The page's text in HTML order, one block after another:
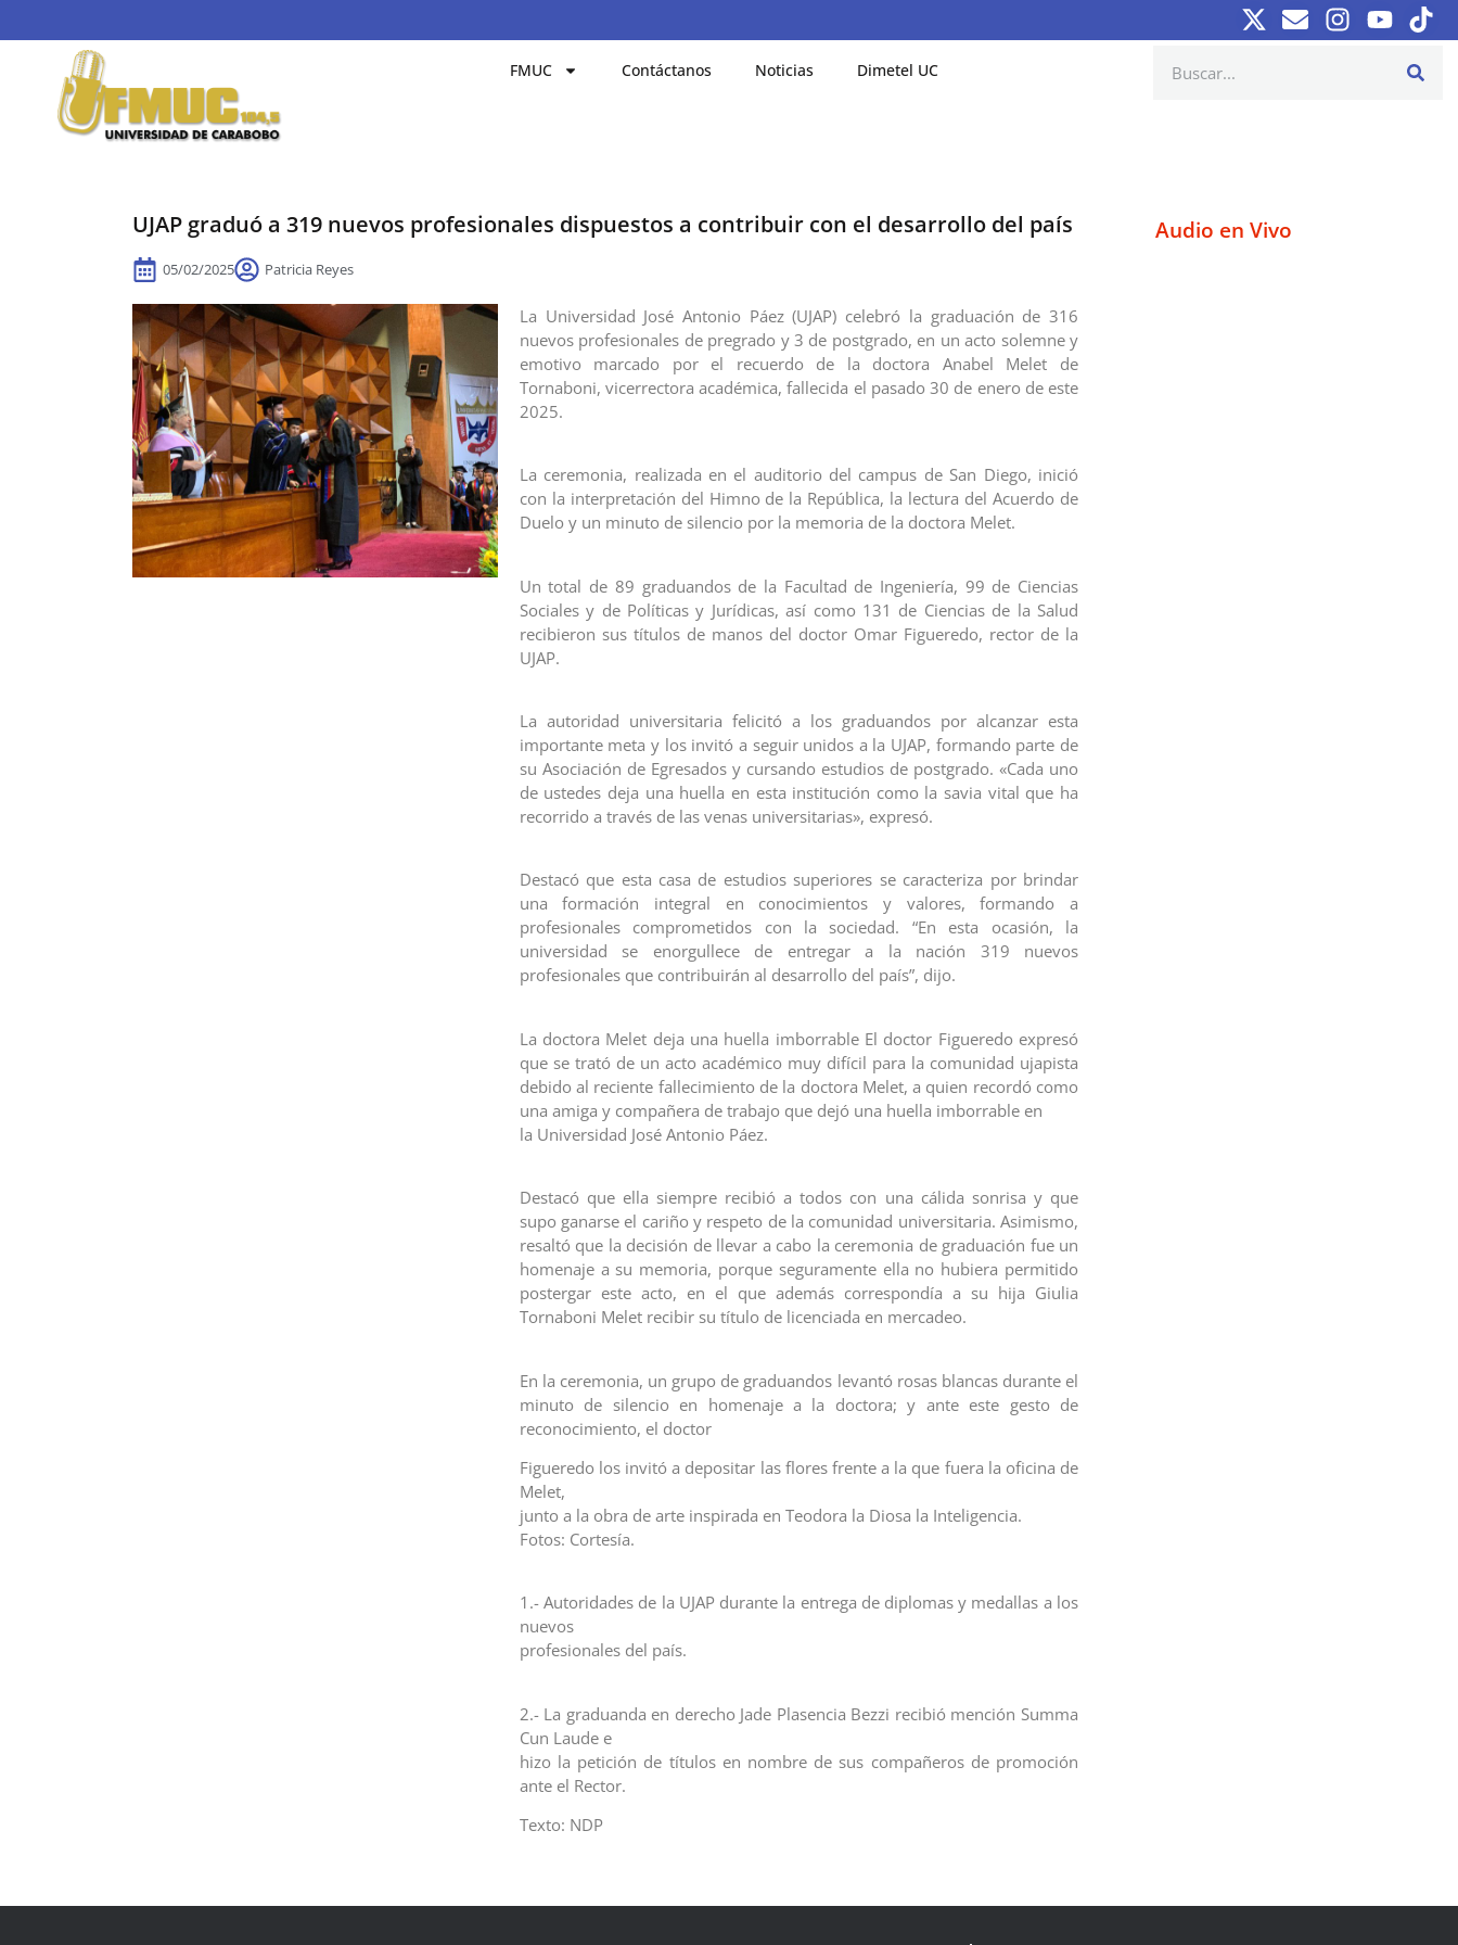
FMUC Contáctanos Noticias Dimetel UC
UJAP graduó a 319 nuevos profesionales dispuestos a contribuir con el desarrollo del país
05/02/2025 Patricia Reyes
La Universidad José Antonio Páez (UJAP) celebró la graduación de 316
nuevos profesionales de pregrado y 3 de postgrado, en un acto solemne y
emotivo marcado por el recuerdo de la doctora Anabel Melet de
Tornaboni, vicerrectora académica, fallecida el pasado 30 de enero de este
2025.
La ceremonia, realizada en el auditorio del campus de San Diego, inició
con la interpretación del Himno de la República, la lectura del Acuerdo de
Duelo y un minuto de silencio por la memoria de la doctora Melet.
Un total de 89 graduandos de la Facultad de Ingeniería, 99 de Ciencias
Sociales y de Políticas y Jurídicas, así como 131 de Ciencias de la Salud
recibieron sus títulos de manos del doctor Omar Figueredo, rector de la
UJAP.
La autoridad universitaria felicitó a los graduandos por alcanzar esta
importante meta y los invitó a seguir unidos a la UJAP, formando parte de
su Asociación de Egresados y cursando estudios de postgrado. «Cada uno
de ustedes deja una huella en esta institución como la savia vital que ha
recorrido a través de las venas universitarias», expresó.
Destacó que esta casa de estudios superiores se caracteriza por brindar
una formación integral en conocimientos y valores, formando a
profesionales comprometidos con la sociedad. “En esta ocasión, la
universidad se enorgullece de entregar a la nación 319 nuevos
profesionales que contribuirán al desarrollo del país”, dijo.
La doctora Melet deja una huella imborrable El doctor Figueredo expresó
que se trató de un acto académico muy difícil para la comunidad ujapista
debido al reciente fallecimiento de la doctora Melet, a quien recordó como
una amiga y compañera de trabajo que dejó una huella imborrable en
la Universidad José Antonio Páez.
Destacó que ella siempre recibió a todos con una cálida sonrisa y que
supo ganarse el cariño y respeto de la comunidad universitaria. Asimismo,
resaltó que la decisión de llevar a cabo la ceremonia de graduación fue un
homenaje a su memoria, porque seguramente ella no hubiera permitido
postergar este acto, en el que además correspondía a su hija Giulia
Tornaboni Melet recibir su título de licenciada en mercadeo.
En la ceremonia, un grupo de graduandos levantó rosas blancas durante el
minuto de silencio en homenaje a la doctora; y ante este gesto de
reconocimiento, el doctor
Figueredo los invitó a depositar las flores frente a la que fuera la oficina de
Melet,
junto a la obra de arte inspirada en Teodora la Diosa la Inteligencia.
Fotos: Cortesía.
1.- Autoridades de la UJAP durante la entrega de diplomas y medallas a los
nuevos
profesionales del país.
2.- La graduanda en derecho Jade Plasencia Bezzi recibió mención Summa
Cun Laude e
hizo la petición de títulos en nombre de sus compañeros de promoción
ante el Rector.
Texto: NDP
Audio en Vivo